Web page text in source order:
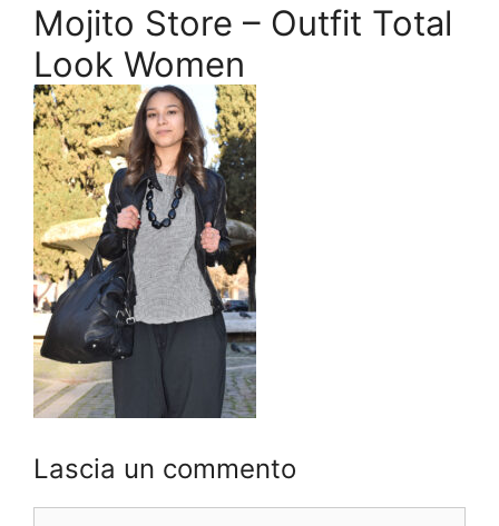
Mojito Store – Outfit Total
Look Women
Lascia un commento